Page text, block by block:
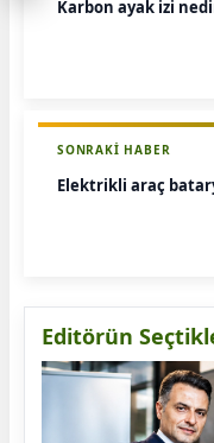
Karbon ayak izi
SONRAKI HABER
Elektrikli araç
Editörün